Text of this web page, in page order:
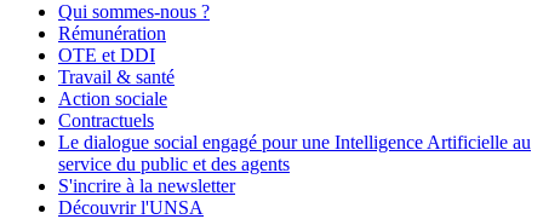
Qui sommes-nous ?
Rémunération
OTE et DDI
Travail & santé
Action sociale
Contractuels
Le dialogue social engagé pour une Intelligence Artificielle au
service du public et des agents
S'incrire à la newsletter
Découvrir l'UNSA